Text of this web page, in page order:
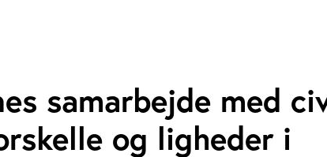
samarbejde med
og ligheder i